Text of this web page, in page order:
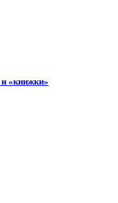
«книжки»